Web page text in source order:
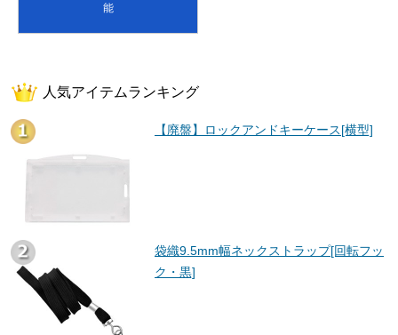
能
人気アイテムランキング
【廃盤】ロックアンドキーケース[横型]
袋織9.5mm幅ネックストラップ[回転フッ
ク・黒]